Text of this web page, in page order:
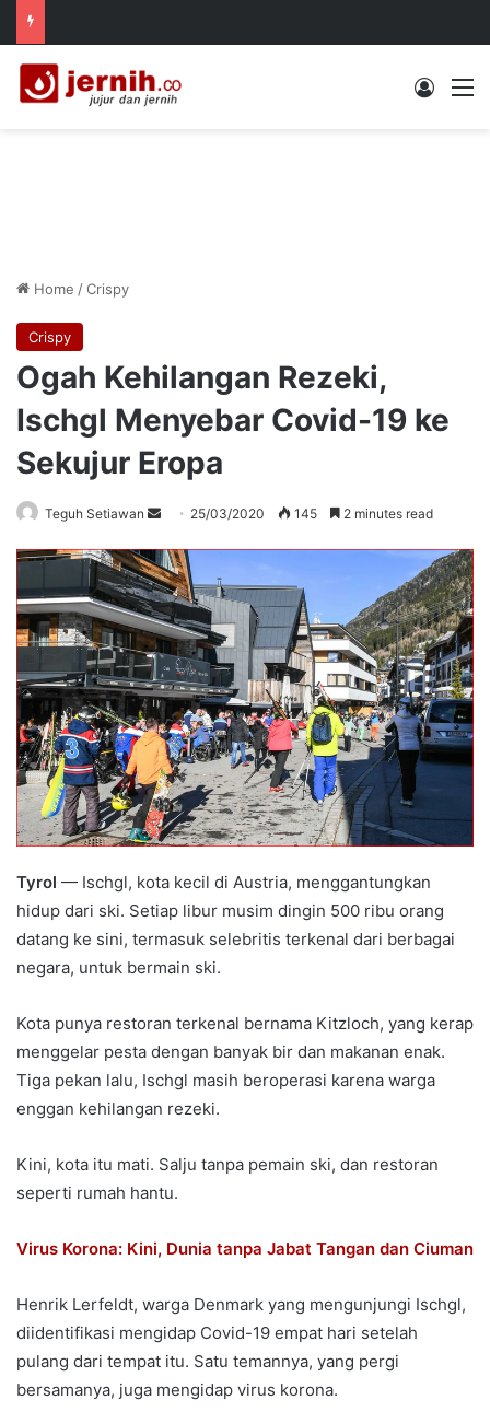
Log In
Home /Crispy
Crispy
Ogah Kehilangan Rezeki,
Ischgl Menyebar Covid-19 ke
Sekujur Eropa
Teguh Setiawan
Send
email
25/03/2020 145 2 minutes read
Tyrol — Ischgl, kota kecil di Austria, menggantungkan
hidup dari ski. Setiap libur musim dingin 500 ribu orang
datang ke sini, termasuk selebritis terkenal dari berbagai
negara, untuk bermain ski.
Kota punya restoran terkenal bernama Kitzloch, yang kerap
menggelar pesta dengan banyak bir dan makanan enak.
Tiga pekan lalu, Ischgl masih beroperasi karena warga
enggan kehilangan rezeki.
Kini, kota itu mati. Salju tanpa pemain ski, dan restoran
seperti rumah hantu.
Virus Korona: Kini, Dunia tanpa Jabat Tangan dan Ciuman
Henrik Lerfeldt, warga Denmark yang mengunjungi Ischgl,
diidentifikasi mengidap Covid-19 empat hari setelah
pulang dari tempat itu. Satu temannya, yang pergi
bersamanya, juga mengidap virus korona.